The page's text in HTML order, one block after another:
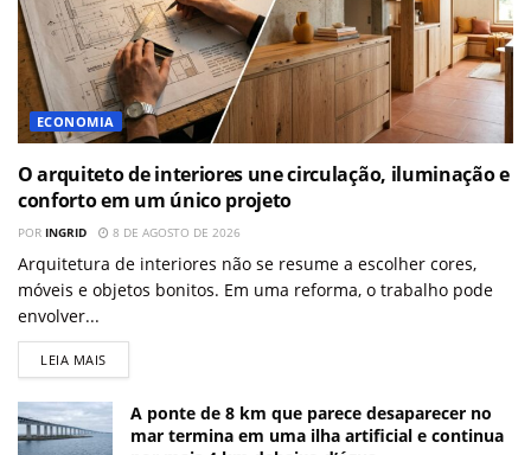
ECONOMIA
O arquiteto de interiores une circulação, iluminação e
conforto em um único projeto
POR INGRID 8 DE AGOSTO DE 2026
Arquitetura de interiores não se resume a escolher cores,
móveis e objetos bonitos. Em uma reforma, o trabalho pode
envolver...
LEIA MAIS
A ponte de 8 km que parece desaparecer no
mar termina em uma ilha artificial e continua